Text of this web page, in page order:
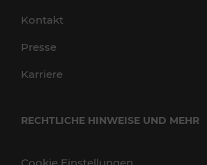
Kontakt
Presse
Karriere
RECHTLICHE HINWEISE UND MEHR